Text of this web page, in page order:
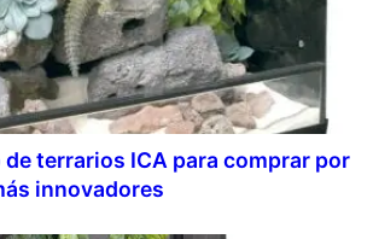
terrarios ICA para comprar por
innovadores